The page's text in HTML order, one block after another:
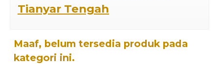
Tianyar Tengah
Maaf, belum tersedia produk pada
kategori ini.